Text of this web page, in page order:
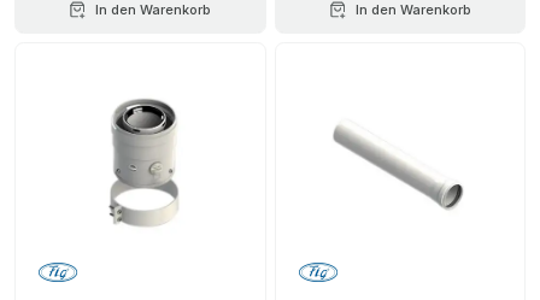
In den Warenkorb In den Warenkorb